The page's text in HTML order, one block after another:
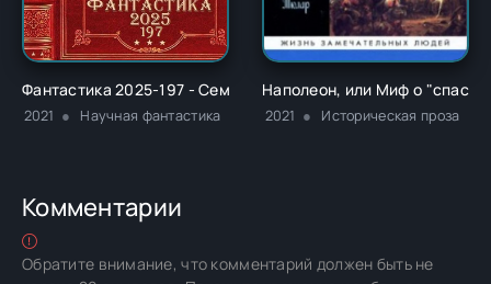
Фантастика 2025-197 - Семён Нестеров
2021 Научная фантастика
Наполеон, или Миф о
2021 Историческая проза
Комментарии
Обратите внимание, что комментарий должен быть не